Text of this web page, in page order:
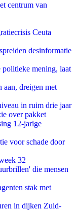
centrum van
Ceuta
desinformatie
politieke mening, laat
aan, dreigen met
in ruim drie jaar
over pakket
12-jarige
voor schade door
32
die mensen
stak met
in dijken Zuid-